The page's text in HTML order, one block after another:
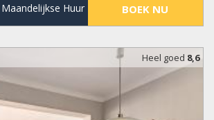
Huur BOEK NU
Heel goed 8,6